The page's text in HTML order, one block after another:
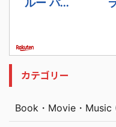
カテゴリー
Book・Movie・Music